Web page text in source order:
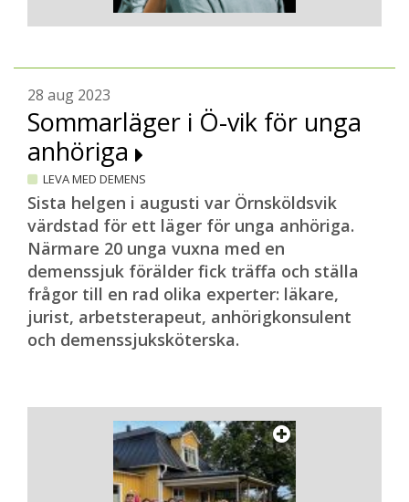
28 aug 2023
Sommarläger i Ö-vik för unga
anhöriga
LEVA MED DEMENS
Sista helgen i augusti var Örnsköldsvik
värdstad för ett läger för unga anhöriga.
Närmare 20 unga vuxna med en
demenssjuk förälder fick träffa och ställa
frågor till en rad olika experter: läkare,
jurist, arbetsterapeut, anhörigkonsulent
och demenssjuksköterska.